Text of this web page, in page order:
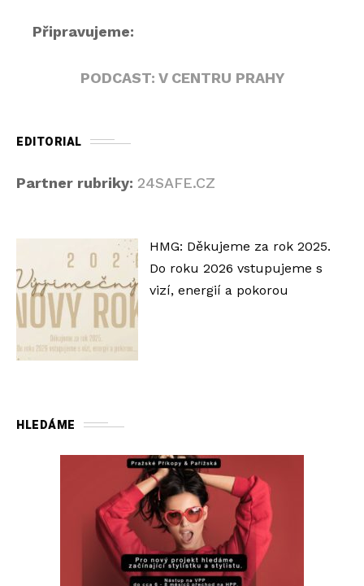
Připravujeme:
PODCAST: V CENTRU PRAHY
EDITORIAL
Partner rubriky: 24SAFE.CZ
HMG: Děkujeme za rok 2025.
Do roku 2026 vstupujeme s
vizí, energií a pokorou
HLEDÁME